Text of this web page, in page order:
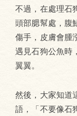
不過，在處理石
頭部腮幫處，腹
傷手，皮膚會腫
遇見石狗公魚時
翼翼。
然後，大家知道
語，「不要像石